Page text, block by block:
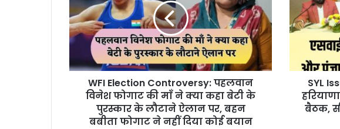
WFI Election Controversy: पहलवान
विनेश फोगाट की माँ ने क्या कहा बेटी के
पुरस्कार के लौटाने ऐलान पर, बहन
बबीता फोगाट ने नहीं दिया कोई बयान
SYL
बैठक,